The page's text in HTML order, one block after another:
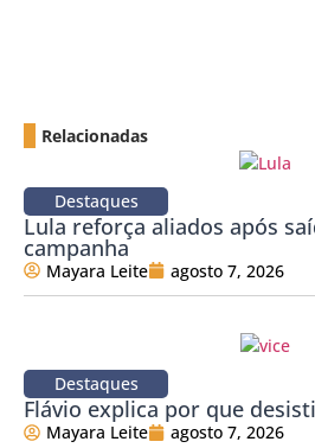
Relacionadas
Destaques
Lula reforça aliados após
campanha
Mayara Leite agosto 7, 2026
Destaques
Flávio explica por que
Mayara Leite agosto 7, 2026